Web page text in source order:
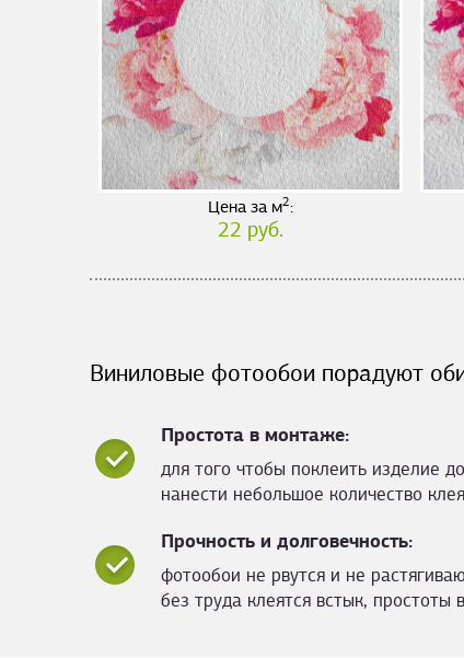
Цена за м2:
22 руб.
Виниловые фотообои порадуют
Простота в монтаже:
для того чтобы поклеить изделие
нанести небольшое количество
Прочность и долговечность:
фотообои не рвутся и не
без труда клеятся встык, простоты